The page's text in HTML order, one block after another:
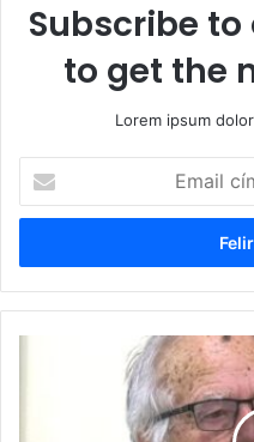
Subscribe
to get the
Lorem ipsum
cím
megadása